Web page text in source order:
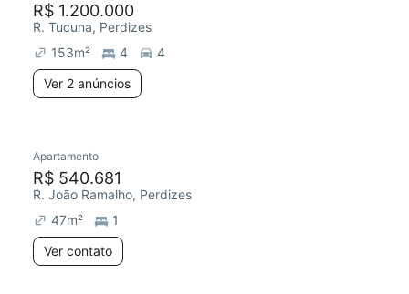
R$ 1.200.000
R. Tucuna, Perdizes
153m² 4
4
Ver 2 anúncios
Redecorar
Apartamento
R$ 540.681
R. João Ramalho, Perdizes
47m²
1
Ver contato